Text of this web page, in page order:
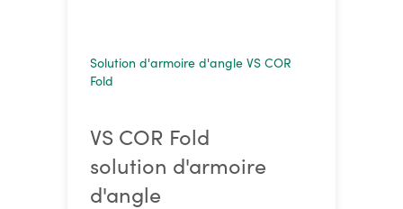
Solution d'armoire d'angle VS COR
Fold
VS COR Fold
solution d'armoire
d'angle